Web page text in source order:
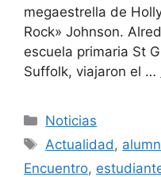
megaestrella de
Rock» Johnson.
escuela primaria St
Suffolk, viajaron el …
Categorías
Noticias
Etiquetas
Actualidad ,
Encuentro,